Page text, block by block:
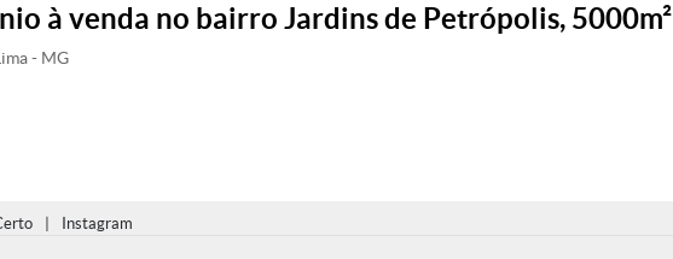
à venda no bairro Jardins de Petrópolis, 5000m²
- MG
Instagram